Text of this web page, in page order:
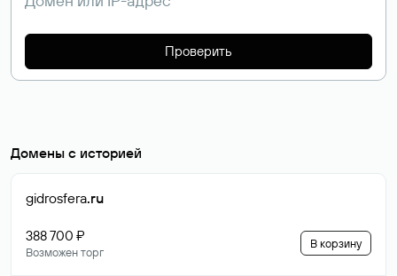
Проверить
Домены с историей
gidrosfera.ru
388 700 ₽
Возможен торг
В корзину